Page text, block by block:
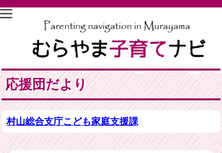
応援団だより
村山総合支庁こども家庭支援課